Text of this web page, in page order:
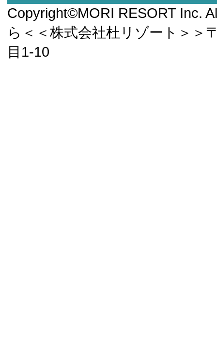
Copyright©MORI RESORT Inc.
ら＜＜株式会社杜リゾート＞＞
目1-10